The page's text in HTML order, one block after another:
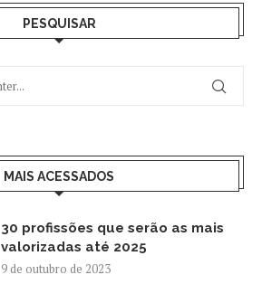
PESQUISAR
MAIS ACESSADOS
30 profissões que serão as mais
valorizadas até 2025
9 de outubro de 2023